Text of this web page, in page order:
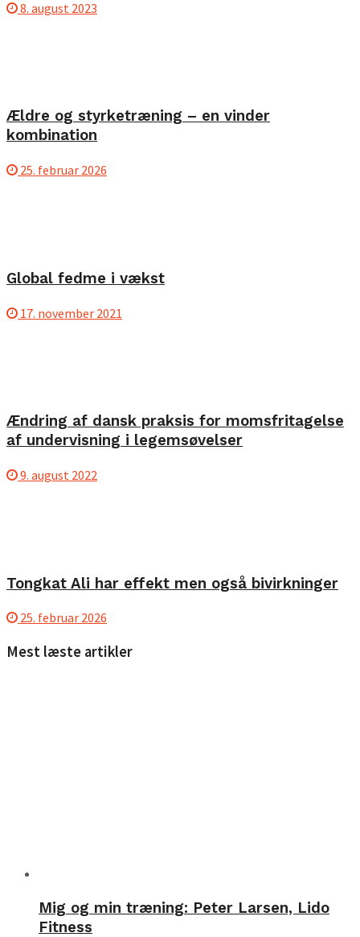
8. august 2023
Ældre og styrketræning – en vinder
kombination
25. februar 2026
Global fedme i vækst
17. november 2021
Ændring af dansk praksis for momsfritagelse
af undervisning i legemsøvelser
9. august 2022
Tongkat Ali har effekt men også bivirkninger
25. februar 2026
Mest læste artikler
Mig og min træning: Peter Larsen, Lido
Fitness